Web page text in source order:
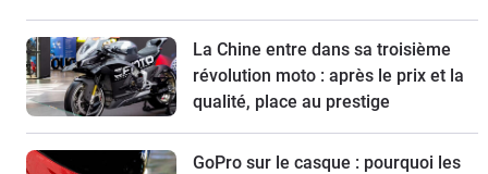
La Chine entre dans sa troisième
révolution moto : après le prix et la
qualité, place au prestige
GoPro sur le casque : pourquoi les